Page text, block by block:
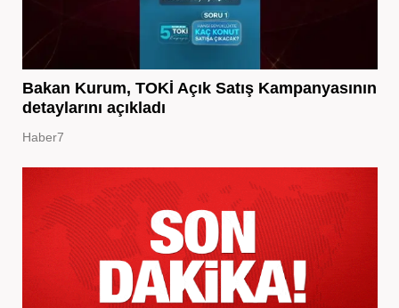
Bakan Kurum, TOKİ Açık Satış Kampanyasının
detaylarını açıkladı
Haber7